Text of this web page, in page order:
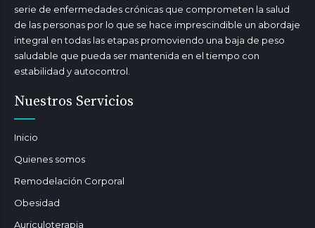
serie de enfermedades crónicas que comprometen la salud
de las personas por lo que se hace imprescindible un abordaje
integral en todas las etapas promoviendo una baja de peso
saludable que pueda ser mantenida en el tiempo con
estabilidad y autocontrol.
Nuestros Servicios
Inicio
Quienes somos
Remodelación Corporal
Obesidad
Auriculoterapia